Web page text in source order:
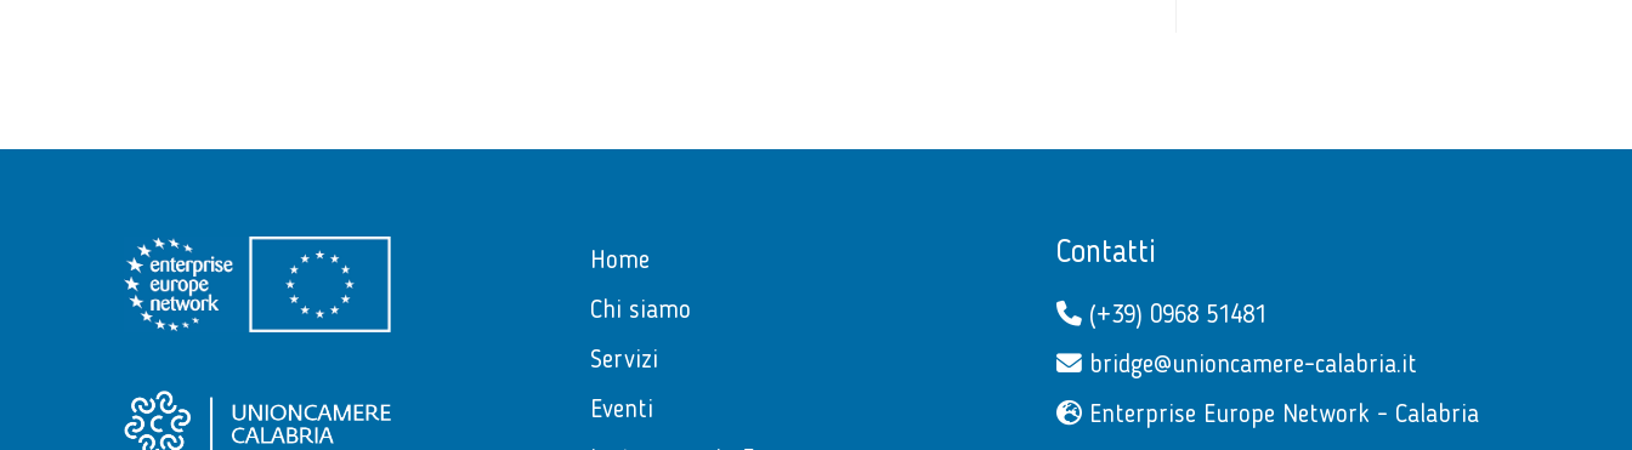
Home
Chi siamo
Servizi
Eventi
Contatti
(+39) 0968 51481
bridge@unioncamere-calabria.it
Enterprise Europe Network - Calabria